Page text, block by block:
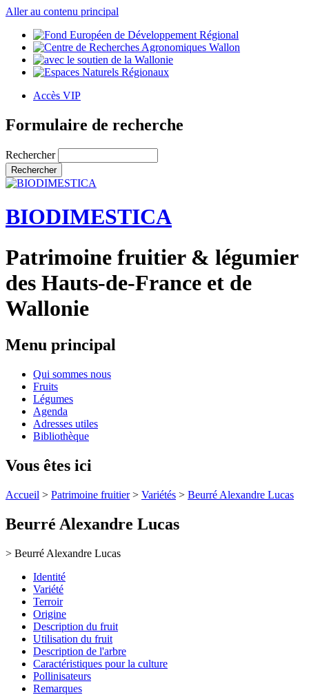
Aller au contenu principal
Accès VIP
Formulaire de recherche
Rechercher
BIODIMESTICA
Patrimoine fruitier & légumier
des Hauts-de-France et de
Wallonie
Menu principal
Qui sommes nous
Fruits
Légumes
Agenda
Adresses utiles
Bibliothèque
Vous êtes ici
Accueil > Patrimoine fruitier > Variétés > Beurré Alexandre Lucas
Beurré Alexandre Lucas
> Beurré Alexandre Lucas
Identité
Variété
Terroir
Origine
Description du fruit
Utilisation du fruit
Description de l'arbre
Caractéristiques pour la culture
Pollinisateurs
Remarques